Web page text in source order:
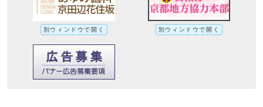
別ウィンドウで開く 別ウィンドウで開く